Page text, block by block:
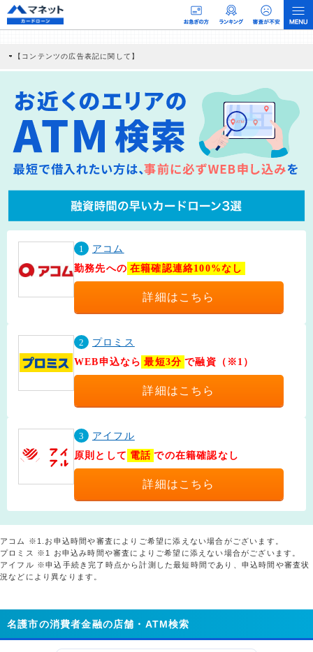
【コンテンツの広告表記に関して】
社に対して企業から紹介報酬が支払われるという収益モデルです。 ただし、特定の
商品を根拠なくPRするものではなく、当編集部の調査／ユーザーへの口コミ収集な
どに基づき、公平性を担保した情報提供を行っています。
>提携企業一覧
1
アコム
勤務先への 在籍確認連絡100%なし
詳細はこちら
2
プロミス
WEB申込なら 最短3分 で融資（※1）
詳細はこちら
3
アイフル
原則として 電話 での在籍確認なし
詳細はこちら
アコム ※1.お申込時間や審査によりご希望に添えない場合がございます。
プロミス ※1 お申込み時間や審査によりご希望に添えない場合がございます。
アイフル ※申込手続き完了時点から計測した最短時間であり、申込時間や審査状
況などにより異なります。
名護市の消費者金融の店舗・ATM検索